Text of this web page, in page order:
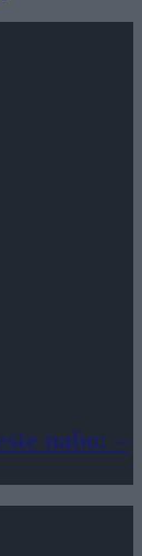
nabo: –